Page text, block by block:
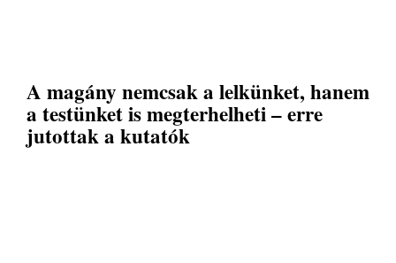
A magány nemcsak a lelkünket, hanem
a testünket is megterhelheti – erre
jutottak a kutatók